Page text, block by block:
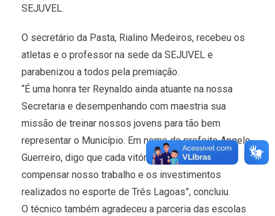
SEJUVEL.
O secretário da Pasta, Rialino Medeiros, recebeu os
atletas e o professor na sede da SEJUVEL e
parabenizou a todos pela premiação.
“É uma honra ter Reynaldo ainda atuante na nossa
Secretaria e desempenhando com maestria sua
missão de treinar nossos jovens para tão bem
representar o Município. Em nome do prefeito Angelo
Guerreiro, digo que cada vitória de vocês, faz
compensar nosso trabalho e os investimentos
realizados no esporte de Três Lagoas”, concluiu.
O técnico também agradeceu a parceria das escolas